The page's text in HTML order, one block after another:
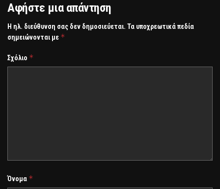
Αφήστε μια απάντηση
Η ηλ. διεύθυνση σας δεν δημοσιεύεται. Τα υποχρεωτικά πεδία
σημειώνονται με *
Σχόλιο *
Όνομα *